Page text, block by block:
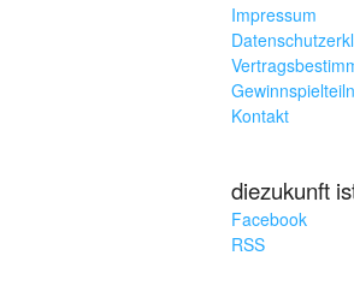
Impressum
Kontakt
diezukunft
Facebook
RSS